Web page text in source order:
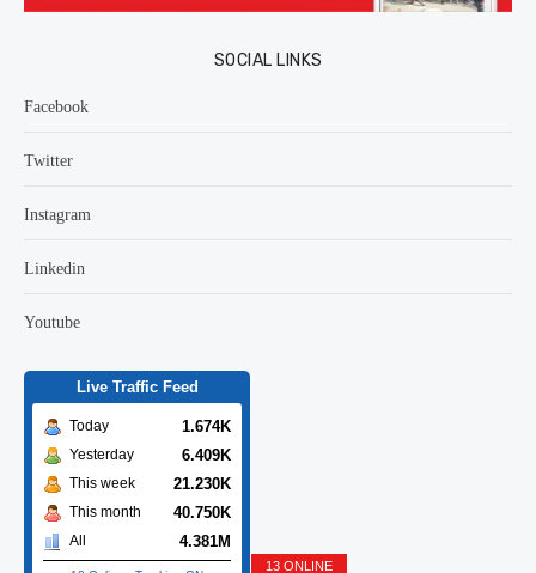
SOCIAL LINKS
Facebook
Twitter
Instagram
Linkedin
Youtube
Live Traffic Feed
Today 1.674K
Yesterday 6.409K
This week 21.230K
This month 40.750K
All 4.381M
13 ONLINE